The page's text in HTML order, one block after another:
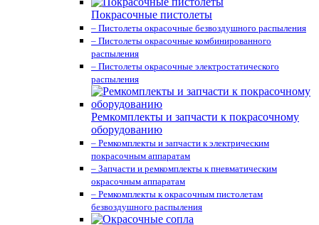
Покрасочные пистолеты
– Пистолеты окрасочные безвоздушного распыления
– Пистолеты окрасочные комбинированного
распыления
– Пистолеты окрасочные электростатического
распыления
Ремкомплекты и запчасти к покрасочному
оборудованию
– Ремкомплекты и запчасти к электрическим
покрасочным аппаратам
– Запчасти и ремкомплекты к пневматическим
окрасочным аппаратам
– Ремкомплекты к окрасочным пистолетам
безвоздушного распыления